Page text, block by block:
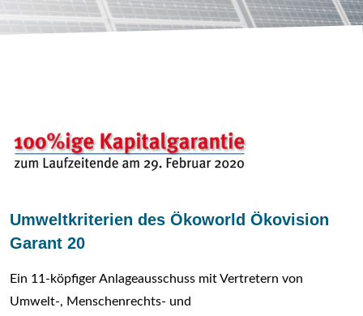
Umweltkriterien des Ökoworld Ökovision
Garant 20
Ein 11-köpfiger Anlageausschuss mit Vertretern von
Umwelt-, Menschenrechts- und